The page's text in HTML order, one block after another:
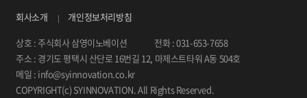
회사소개
개인정보처리방침
상호 : 주식회사 삼영이노베이션
전화 : 031-653-7658
주소 : 경기도 평택시 산단로 16번길 12, 마제스트타워 A동 504호
메일 : info@syinnovation.co.kr
COPYRIGHT(c) SYINNOVATION. All Rights Reserved.